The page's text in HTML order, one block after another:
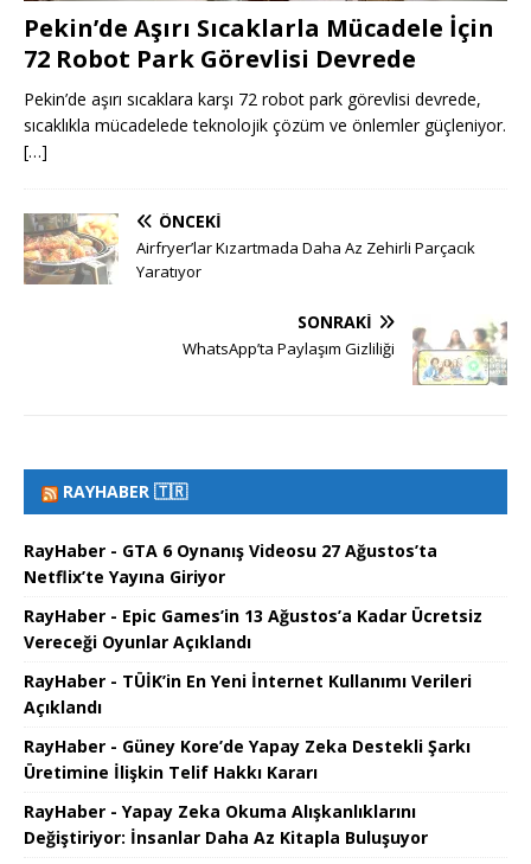
Pekin’de Aşırı Sıcaklarla Mücadele İçin
72 Robot Park Görevlisi Devrede
Pekin’de aşırı sıcaklara karşı 72 robot park görevlisi devrede,
sıcaklıkla mücadelede teknolojik çözüm ve önlemler güçleniyor.
[…]
ÖNCEKI
Airfryer’lar Kızartmada Daha Az Zehirli Parçacık
Yaratıyor
SONRAKI
WhatsApp’ta Paylaşım Gizliliği
RAYHABER 🇹🇷
RayHaber - GTA 6 Oynanış Videosu 27 Ağustos’ta
Netflix’te Yayına Giriyor
RayHaber - Epic Games’in 13 Ağustos’a Kadar Ücretsiz
Vereceği Oyunlar Açıklandı
RayHaber - TÜİK’in En Yeni İnternet Kullanımı Verileri
Açıklandı
RayHaber - Güney Kore’de Yapay Zeka Destekli Şarkı
Üretimine İlişkin Telif Hakkı Kararı
RayHaber - Yapay Zeka Okuma Alışkanlıklarını
Değiştiriyor: İnsanlar Daha Az Kitapla Buluşuyor